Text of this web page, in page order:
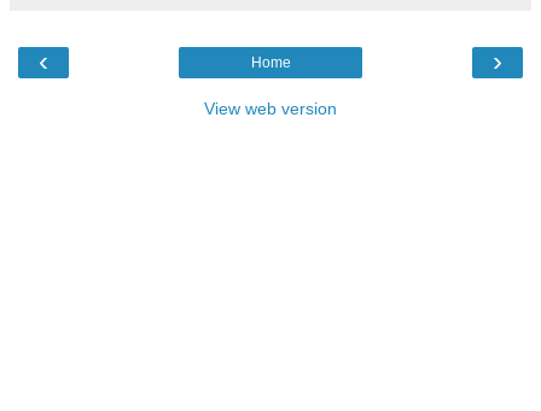
‹ ›
Home
View web version